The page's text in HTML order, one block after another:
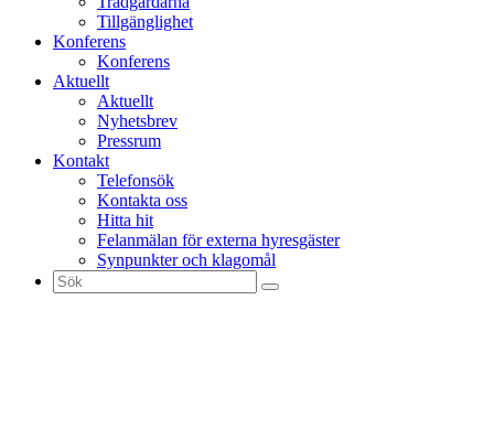
Tillgänglighet
Konferens
Konferens
Aktuellt
Aktuellt
Nyhetsbrev
Pressrum
Kontakt
Telefonsök
Kontakta oss
Hitta hit
Felanmälan för externa hyresgäster
Synpunkter och klagomål
Sök
efter: